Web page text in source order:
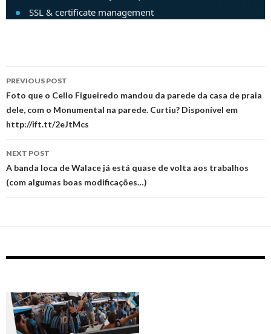
Post
navigation
PREVIOUS POST
Foto que o Cello Figueiredo mandou da parede da casa de praia
dele, com o Monumental na parede. Curtiu? Disponível em
http://ift.tt/2eJtMcs
NEXT POST
A banda loca de Walace já está quase de volta aos trabalhos
(com algumas boas modificações…)